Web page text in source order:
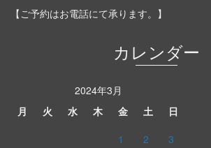
【ご予約はお電話にて承ります。】
カレンダー
2024年3月
月
火 水 木 金 土
日
1
2
3